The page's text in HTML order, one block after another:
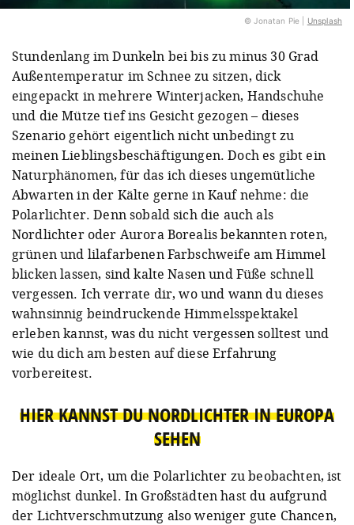
© Jonatan Pie | Unsplash
Stundenlang im Dunkeln bei bis zu minus 30 Grad
Außentemperatur im Schnee zu sitzen, dick
eingepackt in mehrere Winterjacken, Handschuhe
und die Mütze tief ins Gesicht gezogen – dieses
Szenario gehört eigentlich nicht unbedingt zu
meinen Lieblingsbeschäftigungen. Doch es gibt ein
Naturphänomen, für das ich dieses ungemütliche
Abwarten in der Kälte gerne in Kauf nehme: die
Polarlichter. Denn sobald sich die auch als
Nordlichter oder Aurora Borealis bekannten roten,
grünen und lilafarbenen Farbschweife am Himmel
blicken lassen, sind kalte Nasen und Füße schnell
vergessen. Ich verrate dir, wo und wann du dieses
wahnsinnig beindruckende Himmelsspektakel
erleben kannst, was du nicht vergessen solltest und
wie du dich am besten auf diese Erfahrung
vorbereitest.
HIER KANNST DU NORDLICHTER IN EUROPA
SEHEN
Der ideale Ort, um die Polarlichter zu beobachten, ist
möglichst dunkel. In Großstädten hast du aufgrund
der Lichtverschmutzung also weniger gute Chancen,